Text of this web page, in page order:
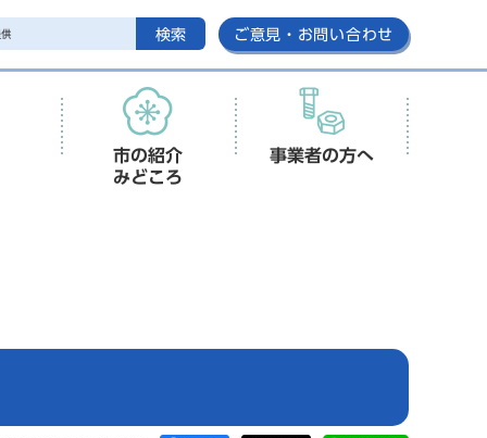
検索 ご意見・お問い合わせ
市の紹介
みどころ
事業者の方へ